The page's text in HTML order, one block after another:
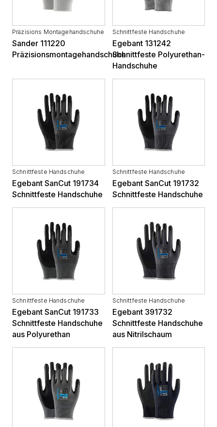
Schnittfeste Handschuhe
Egebant 131242
Schnittfeste Polyurethan-
Handschuhe
Schnittfeste Handschuhe
Egebant SanCut 191734
Schnittfeste Handschuhe
Schnittfeste Handschuhe
Egebant SanCut 191732
Schnittfeste Handschuhe
Schnittfeste Handschuhe
Egebant SanCut 191733
Schnittfeste Handschuhe
aus Polyurethan
Schnittfeste Handschuhe
Egebant 391732
Schnittfeste Handschuhe
aus Nitrilschaum
Präzisions Montagehandschuhe
Sander 111220
Präzisionsmontagehandschuhe